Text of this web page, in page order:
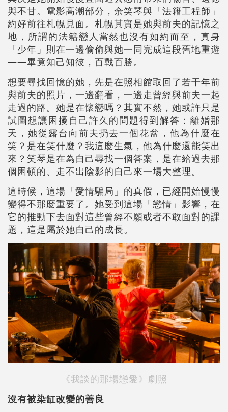
與不甘。電影高潮部分，余笑琴與「法籍工程師」
約好前往札幌見面。札幌其實是她與前夫的記憶之
地，所謂的法籍戀人當然也沒有如約而至，真身
「少年」則在一邊偷偷與她一同完成這段舊地重遊
——畢竟知己知彼，百戰百勝。
想要尋找回憶的她，先是在照相館取回了若干年前
與前夫的照片，一邊翻看，一邊走曾經與前夫一起
走過的路。她是在懷戀嗎？其實不然，她或許只是
試圖想讓困擾自己許久的問題得到解答：離婚那
天，她從露台向前夫扔去一個花盆，他為什麼在
笑？是在笑什麼？我這麼生氣，他為什麼還能笑出
來？笑琴是在為自己尋找一個答案，是在給過去那
個困頓的、走不出陰影的自己來一場大整理。
這時候，這場「愛情騙局」的真假，已經開始慢慢
變得不那麼重要了。她受到這場「戀情」影響，在
它的推動下去面對這些曾經不願或者不敢面對的課
題，這是屬於她自己的成長。
《我談的那場戀愛》劇照
沒有被染缸改變的善良